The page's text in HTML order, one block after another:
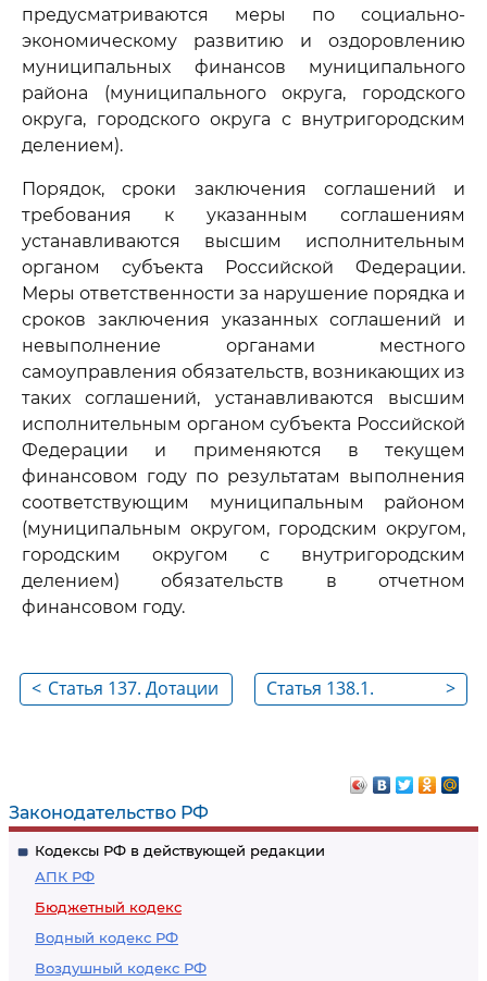
Законодательство РФ
Кодексы РФ в действующей редакции
АПК РФ
Бюджетный кодекс
Водный кодекс РФ
Воздушный кодекс РФ
предусматриваются меры по социально-
экономическому развитию и оздоровлению
муниципальных финансов муниципального
района (муниципального округа, городского
округа, городского округа с внутригородским
делением).
Порядок, сроки заключения соглашений и
требования к указанным соглашениям
устанавливаются высшим исполнительным
органом субъекта Российской Федерации.
Меры ответственности за нарушение порядка и
сроков заключения указанных соглашений и
невыполнение органами местного
самоуправления обязательств, возникающих из
таких соглашений, устанавливаются высшим
исполнительным органом субъекта Российской
Федерации и применяются в текущем
финансовом году по результатам выполнения
соответствующим муниципальным районом
(муниципальным округом, городским округом,
городским округом с внутригородским
делением) обязательств в отчетном
финансовом году.
< Статья 137. Дотации
(внутригородских
районов)
>
Статья 138.1.
бюджету из
бюджета субъекта
Российской
Федерации